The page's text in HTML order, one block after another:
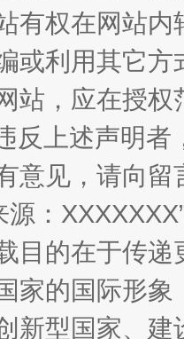
作
有权在网站
或利用其它
站，应在授
反上述声明
意见，请向
源：
目的在于传
家的国际形
新型国家、